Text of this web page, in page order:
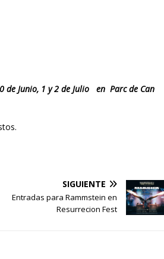
de Junio, 1 y 2 de Julio
en Parc de Can
SIGUIENTE
Entradas para Rammstein en
Resurrecion Fest